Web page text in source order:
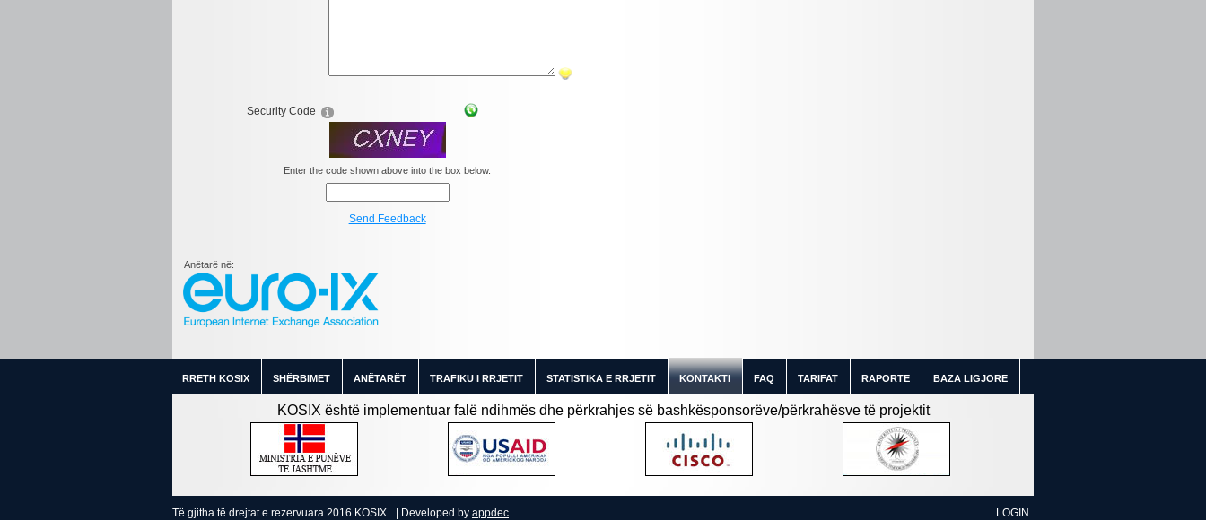
Security Code
Enter the code shown above into the box below.
Send Feedback
Anëtarë në:
RRETH KOSIX SHËRBIMET ANËTARËT TRAFIKU I RRJETIT STATISTIKA E RRJETIT KONTAKTI FAQ TARIFAT RAPORTE BAZA LIGJORE
KOSIX është implementuar falë ndihmës dhe përkrahjes së bashkësponsorëve/përkrahësve të projektit
Të gjitha të drejtat e rezervuara 2016 KOSIX LOGIN
| Developed by appdec